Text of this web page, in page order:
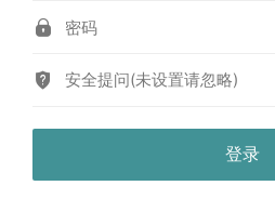
安全提问(未设置请忽略)
登录